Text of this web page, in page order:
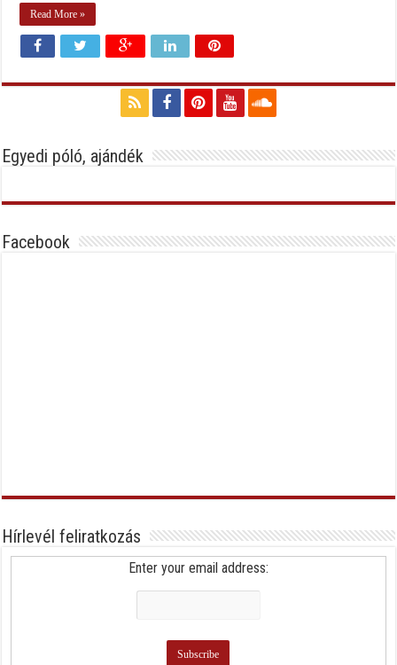
Read More »
Egyedi póló, ajándék
Facebook
Hírlevél feliratkozás
Enter your email address: